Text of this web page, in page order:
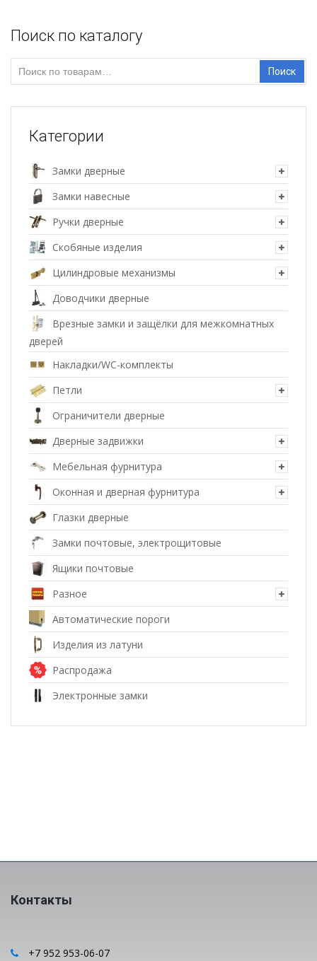
Поиск по каталогу
Поиск
Категории
Замки дверные
Замки навесные
Ручки дверные
Скобяные изделия
Цилиндровые механизмы
Доводчики дверные
Врезные замки и защёлки для межкомнатных
дверей
Накладки/WC-комплекты
Петли
Ограничители дверные
Дверные задвижки
Мебельная фурнитура
Оконная и дверная фурнитура
Глазки дверные
Замки почтовые, электрощитовые
Ящики почтовые
Разное
Автоматические пороги
Изделия из латуни
Распродажа
Электронные замки
Контакты
+7 952 953-06-07